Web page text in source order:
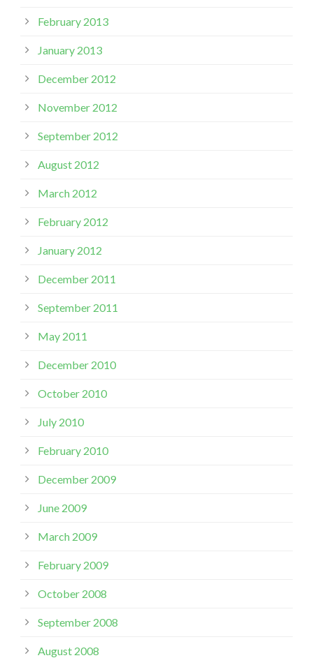
February 2013
January 2013
December 2012
November 2012
September 2012
August 2012
March 2012
February 2012
January 2012
December 2011
September 2011
May 2011
December 2010
October 2010
July 2010
February 2010
December 2009
June 2009
March 2009
February 2009
October 2008
September 2008
August 2008